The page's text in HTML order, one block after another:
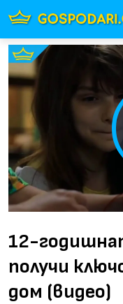
12-
получи
дом (видео)